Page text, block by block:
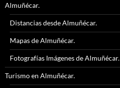
Almuñécar.
Distancias desde Almuñécar.
Mapas de Almuñécar.
Fotografías Imágenes de Almuñécar.
Turismo en Almuñécar.